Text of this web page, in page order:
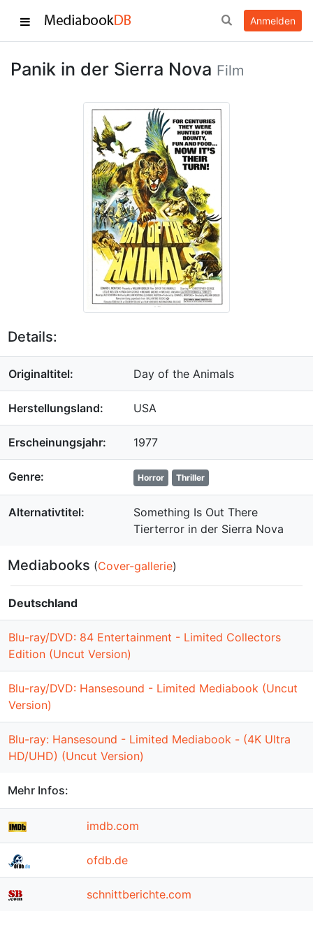
Anmelden
Panik in der Sierra Nova Film
Details:
Originaltitel: Day of the Animals
Herstellungsland: USA
Erscheinungsjahr: 1977
Genre: Horror Thriller
Alternativtitel:
Something Is Out There
Tierterror in der Sierra Nova
Mediabooks (Cover-gallerie)
Deutschland
Blu-ray/DVD: 84 Entertainment - Limited Collectors
Edition (Uncut Version)
Blu-ray/DVD: Hansesound - Limited Mediabook (Uncut
Version)
Blu-ray: Hansesound - Limited Mediabook - (4K Ultra
HD/UHD) (Uncut Version)
Mehr Infos:
imdb.com
ofdb.de
schnittberichte.com